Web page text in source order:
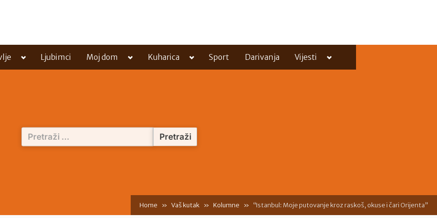
Toggle
menu
Ljubimci Moj dom
Toggle
menu
Kuharica
Toggle
menu
Sport Darivanja Vijesti
Toggle
menu
Pretraži:
Home Vaš kutak Kolumne “Istanbul: Moje putovanje kroz raskoš, okuse i čari Orijenta”